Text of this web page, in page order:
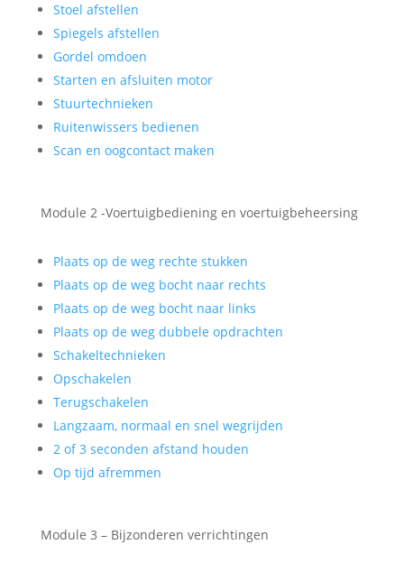
Stoel afstellen
Spiegels afstellen
Gordel omdoen
Starten en afsluiten motor
Stuurtechnieken
Ruitenwissers bedienen
Scan en oogcontact maken
Module 2 -Voertuigbediening en voertuigbeheersing
Plaats op de weg rechte stukken
Plaats op de weg bocht naar rechts
Plaats op de weg bocht naar links
Plaats op de weg dubbele opdrachten
Schakeltechnieken
Opschakelen
Terugschakelen
Langzaam, normaal en snel wegrijden
2 of 3 seconden afstand houden
Op tijd afremmen
Module 3 – Bijzonderen verrichtingen